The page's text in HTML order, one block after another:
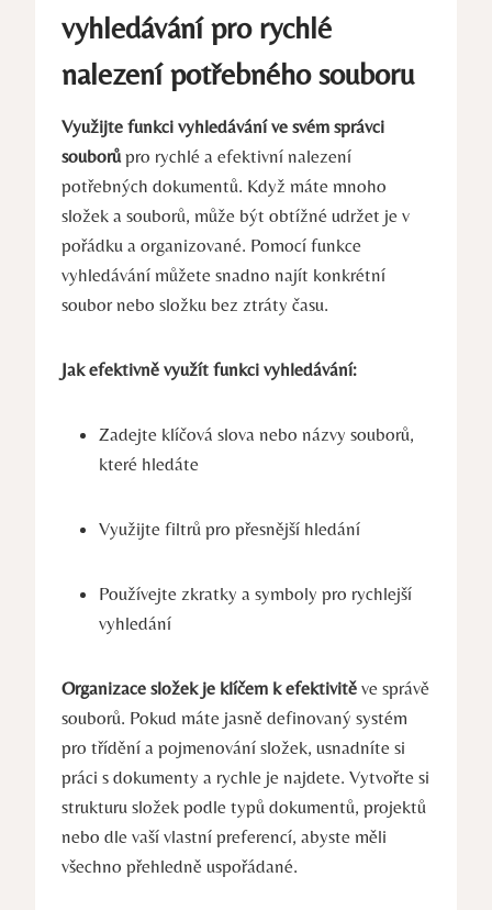
vyhledávání pro rychlé
nalezení potřebného souboru
Využijte funkci vyhledávání ve svém správci
souborů pro rychlé a efektivní nalezení
potřebných dokumentů. Když máte mnoho
složek a souborů, může být obtížné udržet je v
pořádku a organizované. Pomocí funkce
vyhledávání můžete snadno najít konkrétní
soubor nebo složku bez ztráty času.
Jak efektivně využít funkci vyhledávání:
Zadejte klíčová slova nebo názvy souborů,
které hledáte
Využijte filtrů pro přesnější hledání
Používejte zkratky a symboly pro rychlejší
vyhledání
Organizace složek je klíčem k efektivitě ve správě
souborů. Pokud máte jasně definovaný systém
pro třídění a pojmenování složek, usnadníte si
práci s dokumenty a rychle je najdete. Vytvořte si
strukturu složek podle typů dokumentů, projektů
nebo dle vaší vlastní preferencí, abyste měli
všechno přehledně uspořádané.